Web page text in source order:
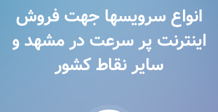
انواع سرویسها جهت فروش
اینترنت پر سرعت در مشهد و
سایر نقاط کشور